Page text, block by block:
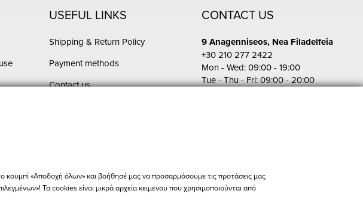
USEFUL LINKS
Shipping & Return Policy
Payment methods
Contact us
CONTACT US
9 Anagenniseos, Nea Filadelfeia
+30 210 277 2422
Mon - Wed: 09:00 - 19:00
Tue - Thu - Fri: 09:00 - 20:00
store@bikers-world.gr
ΑΦΜ: 802835511
κουμπί «Αποδοχή όλων» και βοήθησέ μας να προσαρμόσουμε τις προτάσεις μας
Τα cookies είναι μικρά αρχεία κειμένου που χρησιμοποιούνται από